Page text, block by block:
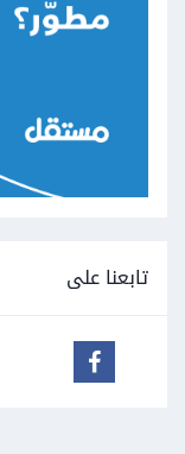
تابعنا على